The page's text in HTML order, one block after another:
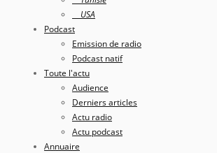
USA
Podcast
Emission de radio
Podcast natif
Toute l'actu
Audience
Derniers articles
Actu radio
Actu podcast
Annuaire